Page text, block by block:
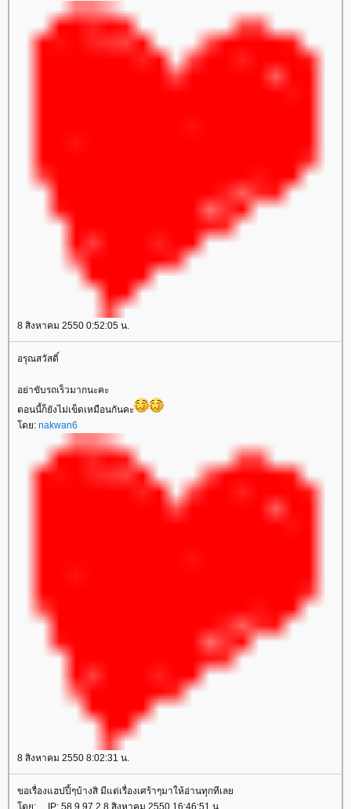
8 สิงหาคม 2550 0:52:05 น.
อรุณสวัสดิ์
อย่าขับรถเร็วมากนะคะ
ตอนนี้ก็ยังไม่เข็ดเหมือนกันคะ
ดย: nakwan6
8 สิงหาคม 2550 8:02:31 น.
ขอเรื่องแฮปปี้ๆบ้างสิ มีแต่เรื่องเศร้าๆมาให้อ่านทุกทีเล
ดย: ... IP: 58.9.97.2 8 สิงหาคม 2550 16:46:51 น.